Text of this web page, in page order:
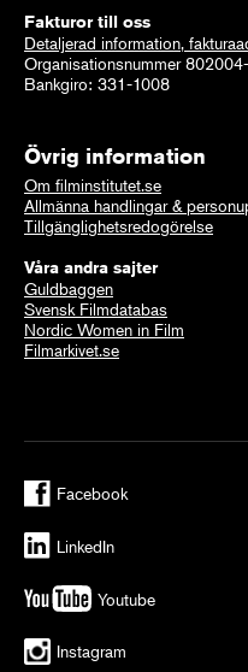
Fakturor till oss
Detaljerad information,
Organisationsnummer
Bankgiro: 331-1008
Övrig information
Om filminstitutet.se
Allmänna handlingar &
Tillgänglighetsredogörelse
Våra andra sajter
Guldbaggen
Svensk Filmdatabas
Nordic Women in Film
Filmarkivet.se
Facebook
LinkedIn
Youtube
Instagram